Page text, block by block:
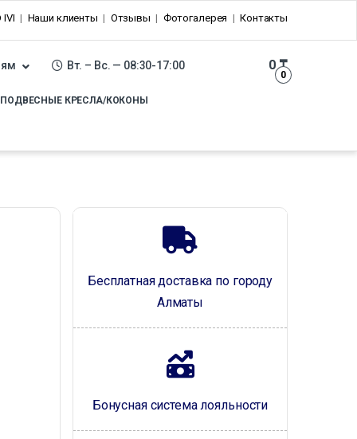
IVI Наши клиенты Отзывы Фотогалерея Контакты
Вт. – Вс. — 08:30-17:00
0
0₸
ПОДВЕСНЫЕ КРЕСЛА/КОКОНЫ
Бесплатная доставка по городу
Алматы
Бонусная система лояльности